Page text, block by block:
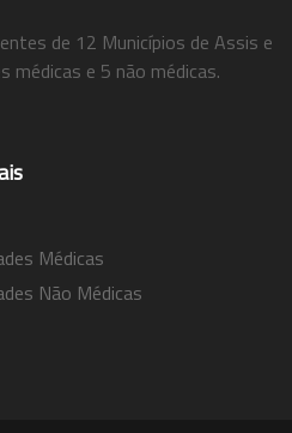
de 12 Municípios de Assis e
médicas e 5 não médicas.
Médicas
Não Médicas